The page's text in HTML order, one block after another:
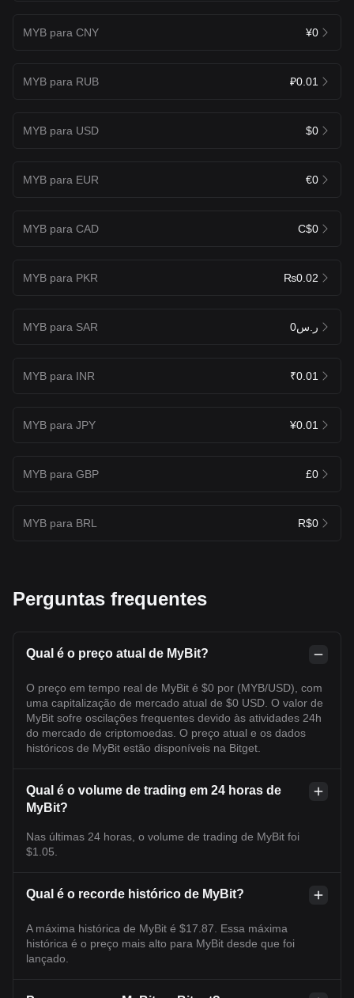
MYB para CNY ¥0
MYB para RUB ₽0.01
MYB para USD $0
MYB para EUR €0
MYB para CAD C$0
MYB para PKR ₨0.02
MYB para SAR ر.س0
MYB para INR ₹0.01
MYB para JPY ¥0.01
MYB para GBP £0
MYB para BRL R$0
Perguntas frequentes
Qual é o preço atual de MyBit?
O preço em tempo real de MyBit é $0 por (MYB/USD), com
uma capitalização de mercado atual de $0 USD. O valor de
MyBit sofre oscilações frequentes devido às atividades 24h
do mercado de criptomoedas. O preço atual e os dados
históricos de MyBit estão disponíveis na Bitget.
Qual é o volume de trading em 24 horas de
MyBit?
Nas últimas 24 horas, o volume de trading de MyBit foi
$1.05.
Qual é o recorde histórico de MyBit?
A máxima histórica de MyBit é $17.87. Essa máxima
histórica é o preço mais alto para MyBit desde que foi
lançado.